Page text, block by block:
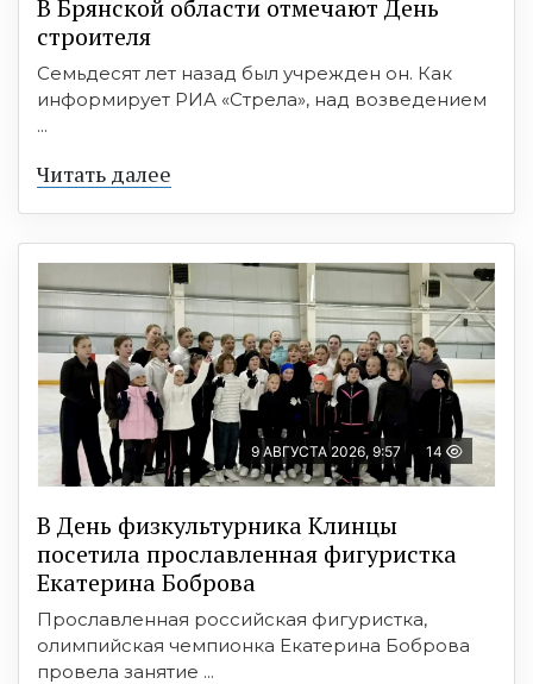
В Брянской области отмечают День
строителя
Семьдесят лет назад был учрежден он. Как
информирует РИА «Стрела», над возведением
...
Читать далее
9 АВГУСТА 2026, 9:57 14
В День физкультурника Клинцы
посетила прославленная фигуристка
Екатерина Боброва
Прославленная российская фигуристка,
олимпийская чемпионка Екатерина Боброва
провела занятие ...